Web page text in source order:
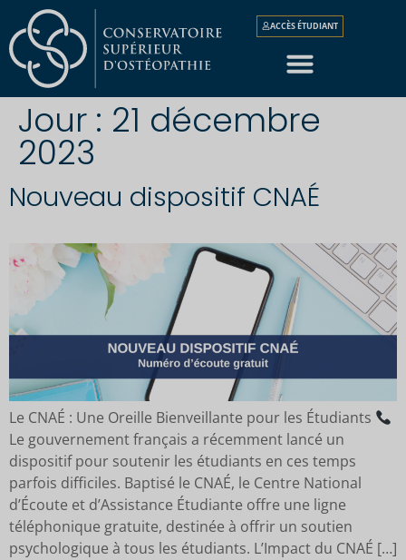
ACCÈS ÉTUDIANT
Jour : 21 décembre
2023
Nouveau dispositif CNAÉ
Le CNAÉ : Une Oreille Bienveillante pour les Étudiants
Le gouvernement français a récemment lancé un
dispositif pour soutenir les étudiants en ces temps
parfois difficiles. Baptisé le CNAÉ, le Centre National
d’Écoute et d’Assistance Étudiante offre une ligne
téléphonique gratuite, destinée à offrir un soutien
psychologique à tous les étudiants. L’Impact du CNAÉ […]